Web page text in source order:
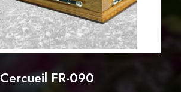
Cercueil FR-090